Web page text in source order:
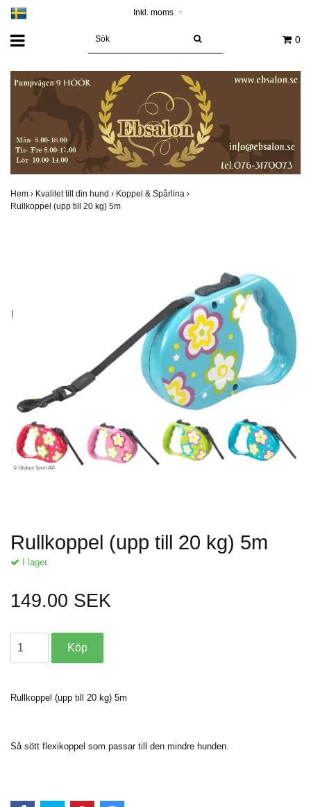
Inkl. moms ▾
0
Hem › Kvalitet till din hund › Koppel & Spårlina ›
Rullkoppel (upp till 20 kg) 5m
Rullkoppel (upp till 20 kg) 5m
I lager.
149.00 SEK
Rullkoppel (upp till 20 kg) 5m
Så sött flexikoppel som passar till den mindre hunden.